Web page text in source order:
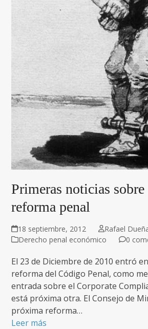
Primeras noticias
reforma penal
18 septiembre, 2012
Rafael
Derecho penal económico
0
El 23 de Diciembre de 2010 entró
reforma del Código Penal, como
entrada sobre el Corporate
está próxima otra. El Consejo de
próxima reforma…
Leer más